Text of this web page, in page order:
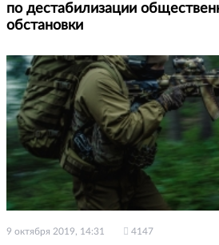
по дестабилизации
обстановки
9 октября 2019, 14:31 4147